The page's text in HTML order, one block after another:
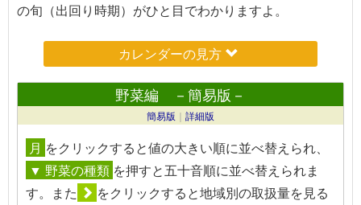
の旬（出回り時期）がひと目でわかりますよ。
カレンダーの見方
野菜編 －簡易版－
簡易版 ｜ 詳細版
月 をクリックすると値の大きい順に並べ替えられ、
▼ 野菜の種類 を押すと五十音順に並べ替えられま
す。また
をクリックすると地域別の取扱量を見る